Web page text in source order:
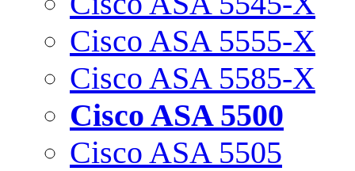
Cisco ASA 5555-X
Cisco ASA 5585-X
Cisco ASA 5500
Cisco ASA 5505